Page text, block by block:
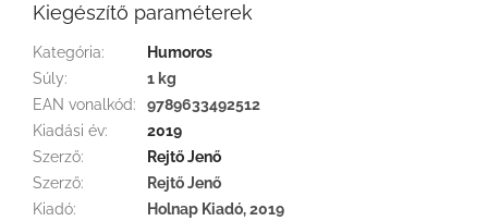
Kiegészítő paraméterek
Kategória:
Humoros
Súly:
1 kg
EAN vonalkód:
9789633492512
Kiadási év:
2019
Szerző:
Rejtő Jenő
Szerző:
Rejtő Jenő
Kiadó:
Holnap Kiadó, 2019